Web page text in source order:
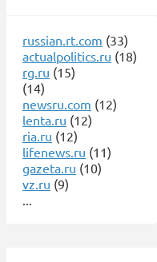
russian.rt.com (33)
actualpolitics.ru (18)
rg.ru (15)
(14)
newsru.com (12)
lenta.ru (12)
ria.ru (12)
lifenews.ru (11)
gazeta.ru (10)
vz.ru (9)
...